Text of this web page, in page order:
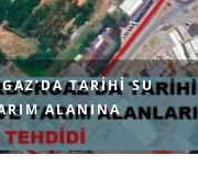
TARIHI SU
ALANINA